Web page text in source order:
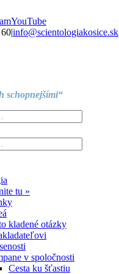
YouTube
|info@scientologiakosice.sk
schopnejšími“
tu »
kladené otázky
v spoločnosti
Cesta ku šťastiu